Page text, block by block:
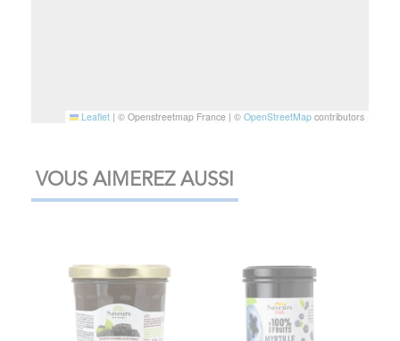
Leaflet | © Openstreetmap France | © OpenStreetMap contributors
VOUS AIMEREZ AUSSI